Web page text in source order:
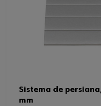
Sistema de
mm